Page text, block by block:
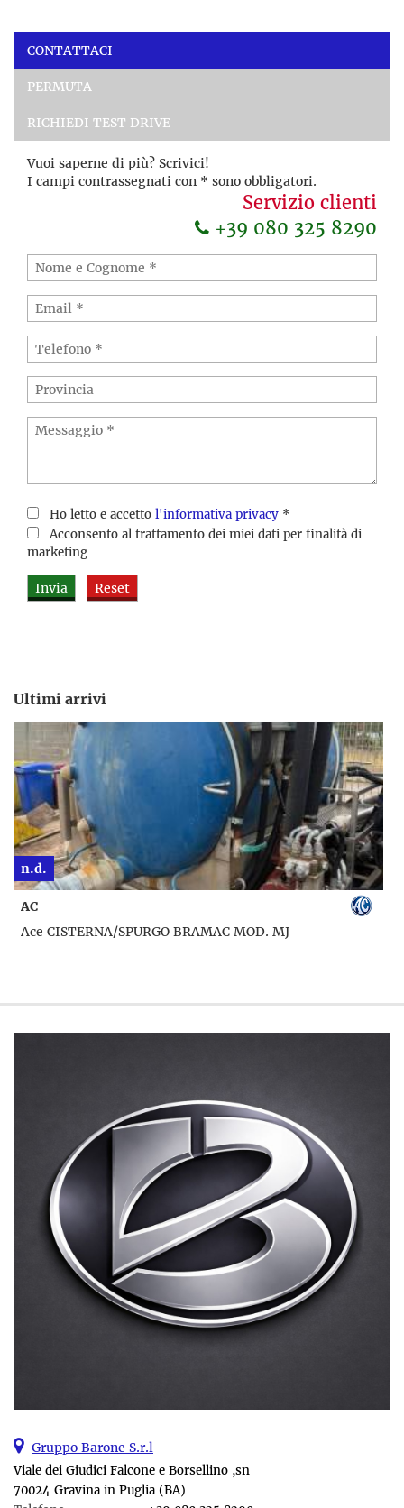
CONTATTACI
PERMUTA
RICHIEDI TEST DRIVE
Vuoi saperne di più? Scrivici!
I campi contrassegnati con * sono obbligatori.
Servizio clienti
+39 080 325 8290
Ho letto e accetto l'informativa privacy *
Acconsento al trattamento dei miei dati per finalità di
marketing
Ultimi arrivi
n.d.
AC
Ace CISTERNA/SPURGO BRAMAC MOD. MJ
Gruppo Barone S.r.l
Viale dei Giudici Falcone e Borsellino ,sn
70024 Gravina in Puglia (BA)